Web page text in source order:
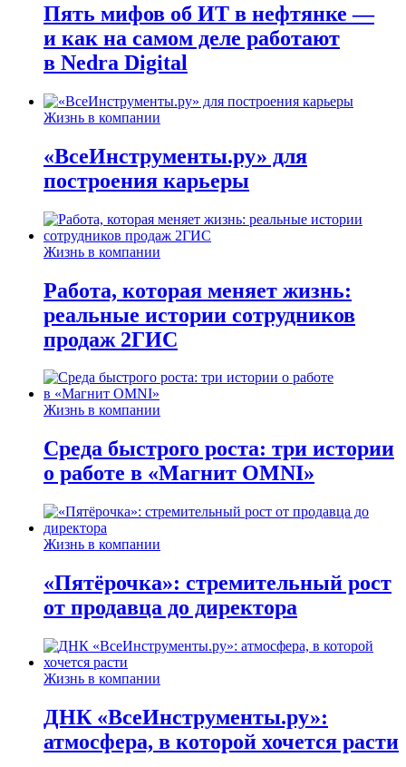
Пять мифов об ИТ в нефтянке —
и как на самом деле работают
в Nedra Digital
Жизнь в компании
«ВсеИнструменты.ру» для
построения карьеры
Жизнь в компании
Работа, которая меняет жизнь:
реальные истории сотрудников
продаж 2ГИС
Жизнь в компании
Среда быстрого роста: три истории
о работе в «Магнит OMNI»
Жизнь в компании
«Пятёрочка»: стремительный рост
от продавца до директора
Жизнь в компании
ДНК «ВсеИнструменты.ру»:
атмосфера, в которой хочется расти